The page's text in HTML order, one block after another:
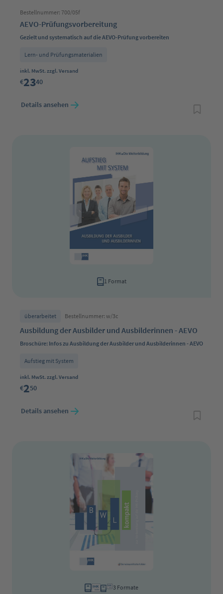
Bestellnummer: 700/05f
AEVO-Prüfungsvorbereitung
Gezielt und systematisch auf die AEVO-Prüfung vorbereiten
Lern- und Prüfungsmaterialien
Regulärer Preis:
inkl. MwSt. zzgl. Versand
€2340
Details ansehen
1 Format
überarbeitet Bestellnummer: w/3c
Ausbildung der Ausbilder und Ausbilderinnen - AEVO
Broschüre: Infos zu Ausbildung der Ausbilder und Ausbilderinnen - AEVO
Aufstieg mit System
Regulärer Preis:
inkl. MwSt. zzgl. Versand
€250
Details ansehen
3 Formate